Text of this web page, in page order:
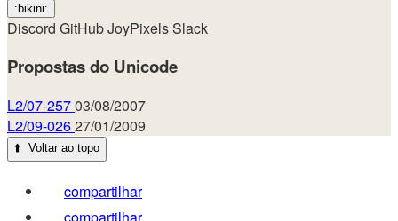
:bikini:
Discord GitHubJoyPixelsSlack
Propostas do Unicode
L2/07-25703/08/2007
L2/09-02627/01/2009
⬆️ Voltar ao topo
compartilhar